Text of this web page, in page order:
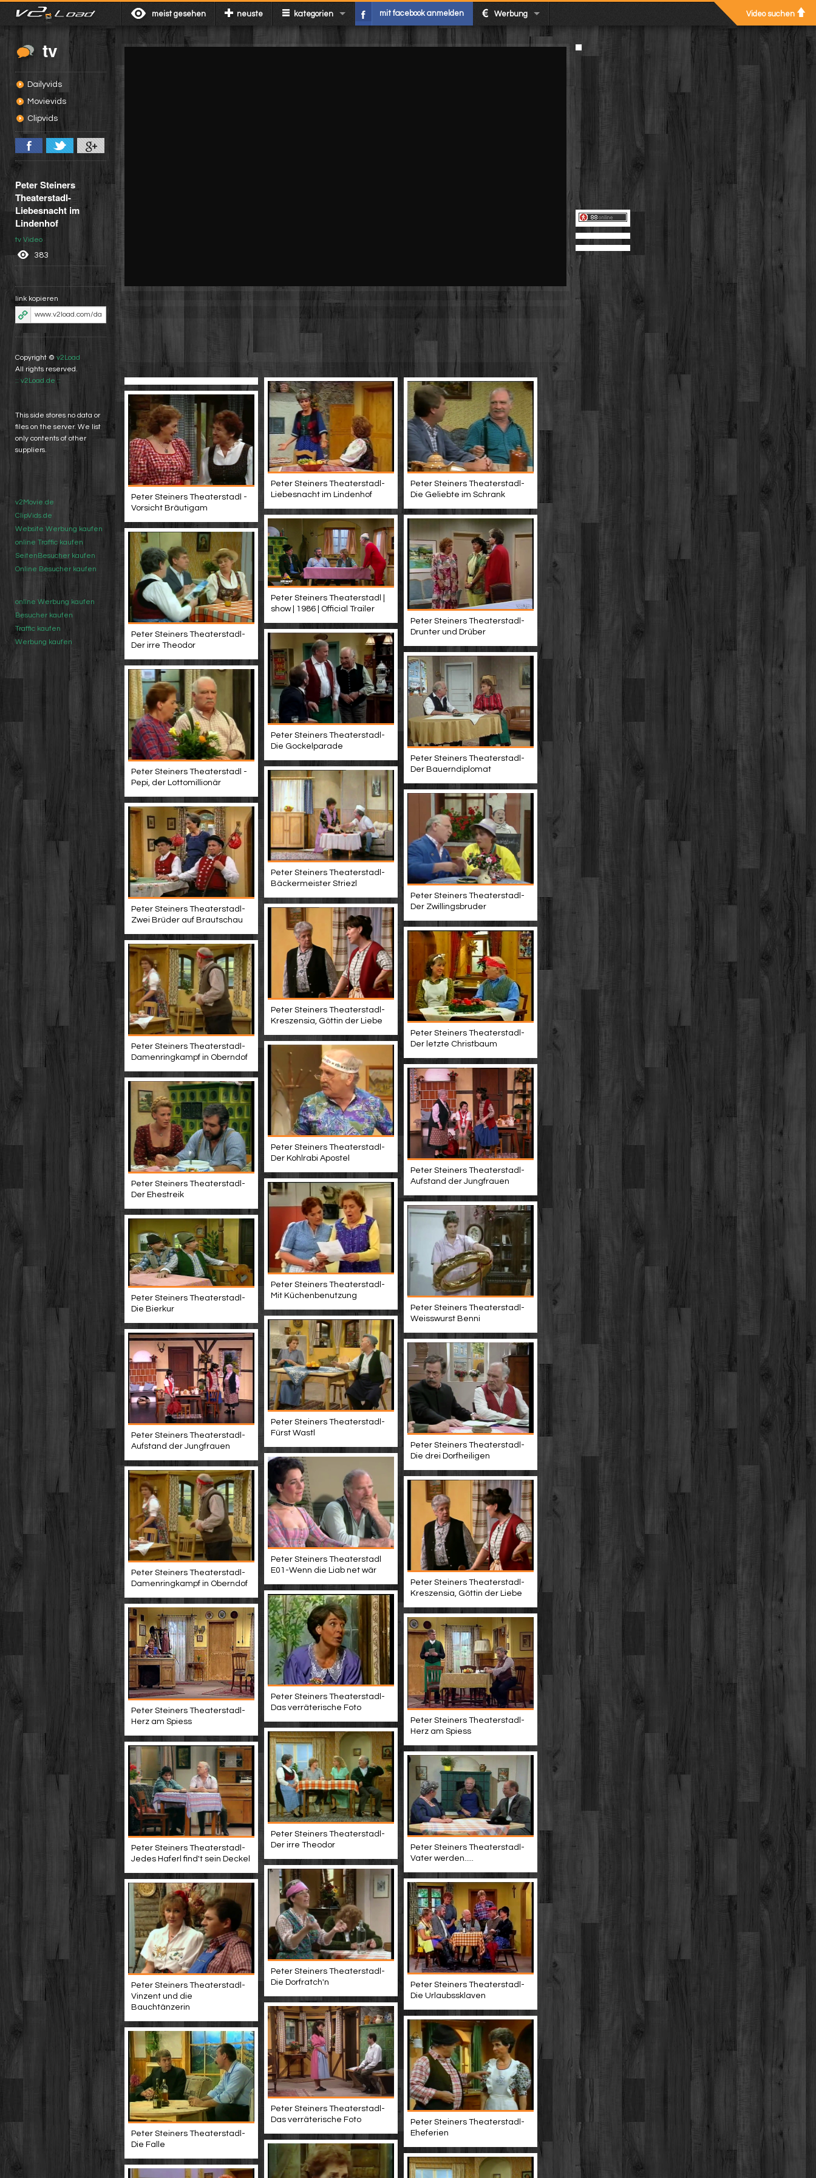
meist gesehen neuste kategorien mit facebook anmelden Werbung Video suchen
tv
Dailyvids
Movievids
Clipvids
Peter Steiners
Theaterstadl-
Liebesnacht im
Lindenhof
tv Video
383
link kopieren
Copyright © v2Load
All rights reserved.
:: v2Load.de ::
This side stores no data or
files on the server. We list
only contents of other
suppliers.
v2Movie.de
ClipVids.de
Website Werbung kaufen
online Traffic kaufen
SeitenBesucher kaufen
Online Besucher kaufen
online Werbung kaufen
Besucher kaufen
Traffic kaufen
Werbung kaufen
Peter Steiners Theaterstadl-
Liebesnacht im Lindenhof
Peter Steiners Theaterstadl-
Die Geliebte im Schrank
Peter Steiners Theaterstadl -
Vorsicht Bräutigam
Peter Steiners Theaterstadl |
show | 1986 | Official Trailer
Peter Steiners Theaterstadl-
Drunter und Drüber
Peter Steiners Theaterstadl-
Der irre Theodor
Peter Steiners Theaterstadl-
Die Gockelparade
Peter Steiners Theaterstadl-
Der Bauerndiplomat
Peter Steiners Theaterstadl -
Pepi, der Lottomillionär
Peter Steiners Theaterstadl-
Bäckermeister Striezl
Peter Steiners Theaterstadl-
Der Zwillingsbruder
Peter Steiners Theaterstadl-
Zwei Brüder auf Brautschau
Peter Steiners Theaterstadl-
Kreszensia, Göttin der Liebe
Peter Steiners Theaterstadl-
Der letzte Christbaum
Peter Steiners Theaterstadl-
Damenringkampf in Oberndof
Peter Steiners Theaterstadl-
Der Kohlrabi Apostel
Peter Steiners Theaterstadl-
Aufstand der Jungfrauen
Peter Steiners Theaterstadl-
Der Ehestreik
Peter Steiners Theaterstadl-
Mit Küchenbenutzung
Peter Steiners Theaterstadl-
Weisswurst Benni
Peter Steiners Theaterstadl-
Die Bierkur
Peter Steiners Theaterstadl-
Fürst Wastl
Peter Steiners Theaterstadl-
Aufstand der Jungfrauen
Peter Steiners Theaterstadl-
Die drei Dorfheiligen
Peter Steiners Theaterstadl
E01-Wenn die Liab net wär
Peter Steiners Theaterstadl-
Damenringkampf in Oberndof
Peter Steiners Theaterstadl-
Kreszensia, Göttin der Liebe
Peter Steiners Theaterstadl-
Das verräterische Foto
Peter Steiners Theaterstadl-
Herz am Spiess
Peter Steiners Theaterstadl-
Herz am Spiess
Peter Steiners Theaterstadl-
Der irre Theodor
Peter Steiners Theaterstadl-
Jedes Haferl find't sein Deckel
Peter Steiners Theaterstadl-
Vater werden.....
Peter Steiners Theaterstadl-
Die Dorfratch'n
Peter Steiners Theaterstadl-
Die Urlaubssklaven
Peter Steiners Theaterstadl-
Vinzent und die
Bauchtänzerin
Peter Steiners Theaterstadl-
Das verräterische Foto
Peter Steiners Theaterstadl-
Eheferien
Peter Steiners Theaterstadl-
Die Falle